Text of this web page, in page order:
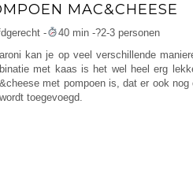
MAC&CHEESE
-
40 min -?2-3 personen
kan je op veel verschillende
met kaas is het wel heel erg
met pompoen is, dat er ook nog
toegevoegd.